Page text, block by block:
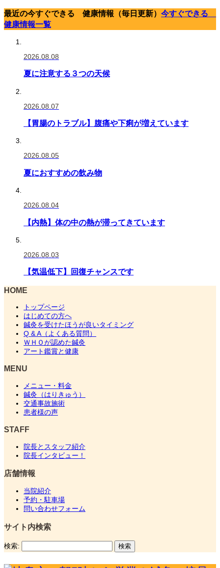
最近の今すぐできる 健康情報（毎日更新） 今すぐできる
健康情報一覧
2026.08.08
夏に注意する３つの天候
2026.08.07
【胃腸のトラブル】腹痛や下痢が増えています
2026.08.05
夏におすすめの飲み物
2026.08.04
【内熱】体の中の熱が滞ってきています
2026.08.03
【気温低下】回復チャンスです
HOME
トップページ
はじめての方へ
鍼灸を受けたほうが良いタイミング
Q & A（よくある質問）
ＷＨＯが認めた鍼灸
アート鑑賞と健康
MENU
メニュー・料金
鍼灸（はりきゅう）
交通事故施術
患者様の声
STAFF
院長とスタッフ紹介
院長インタビュー！
店舗情報
当院紹介
予約・駐車場
問い合わせフォーム
サイト内検索
検索: